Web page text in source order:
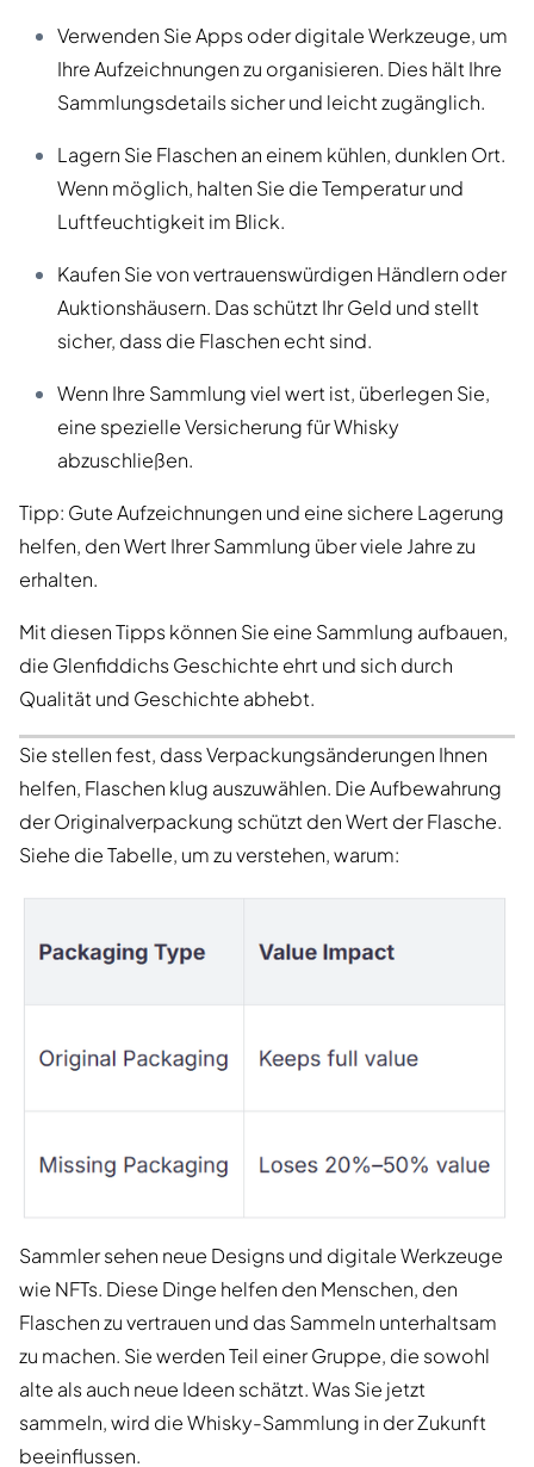
Verwenden Sie Apps oder digitale Werkzeuge, um
Ihre Aufzeichnungen zu organisieren. Dies hält Ihre
Sammlungsdetails sicher und leicht zugänglich.
Lagern Sie Flaschen an einem kühlen, dunklen Ort.
Wenn möglich, halten Sie die Temperatur und
Luftfeuchtigkeit im Blick.
Kaufen Sie von vertrauenswürdigen Händlern oder
Auktionshäusern. Das schützt Ihr Geld und stellt
sicher, dass die Flaschen echt sind.
Wenn Ihre Sammlung viel wert ist, überlegen Sie,
eine spezielle Versicherung für Whisky
abzuschließen.
Tipp: Gute Aufzeichnungen und eine sichere Lagerung
helfen, den Wert Ihrer Sammlung über viele Jahre zu
erhalten.
Mit diesen Tipps können Sie eine Sammlung aufbauen,
die Glenfiddichs Geschichte ehrt und sich durch
Qualität und Geschichte abhebt.
Sie stellen fest, dass Verpackungsänderungen Ihnen
helfen, Flaschen klug auszuwählen. Die Aufbewahrung
der Originalverpackung schützt den Wert der Flasche.
Siehe die Tabelle, um zu verstehen, warum:
Sammler sehen neue Designs und digitale Werkzeuge
wie NFTs. Diese Dinge helfen den Menschen, den
Flaschen zu vertrauen und das Sammeln unterhaltsam
zu machen. Sie werden Teil einer Gruppe, die sowohl
alte als auch neue Ideen schätzt. Was Sie jetzt
sammeln, wird die Whisky-Sammlung in der Zukunft
beeinflussen.